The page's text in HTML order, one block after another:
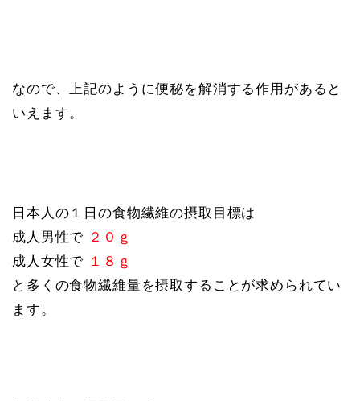
なので、上記のように便秘を解消する作用があると
いえます。
日本人の１日の食物繊維の摂取目標は
成人男性で ２０ｇ
成人女性で １８ｇ
と多くの食物繊維量を摂取することが求められてい
ます。